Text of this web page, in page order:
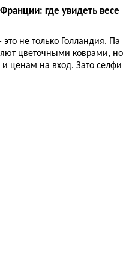
где увидеть весе
не только Голландия. Па
цветочными коврами, но
и ценам на вход. Зато селфи